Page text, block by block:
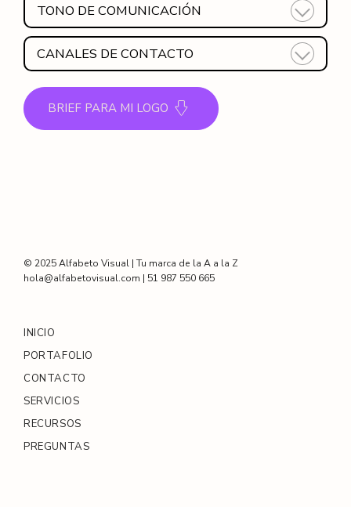
TONO DE COMUNICACIÓN
CANALES DE CONTACTO
BRIEF PARA MI LOGO
© 2025 Alfabeto Visual | Tu marca de la A a la Z
hola@alfabetovisual.com | 51 987 550 665
INICIO
PORTAFOLIO
CONTACTO
SERVICIOS
RECURSOS
PREGUNTAS